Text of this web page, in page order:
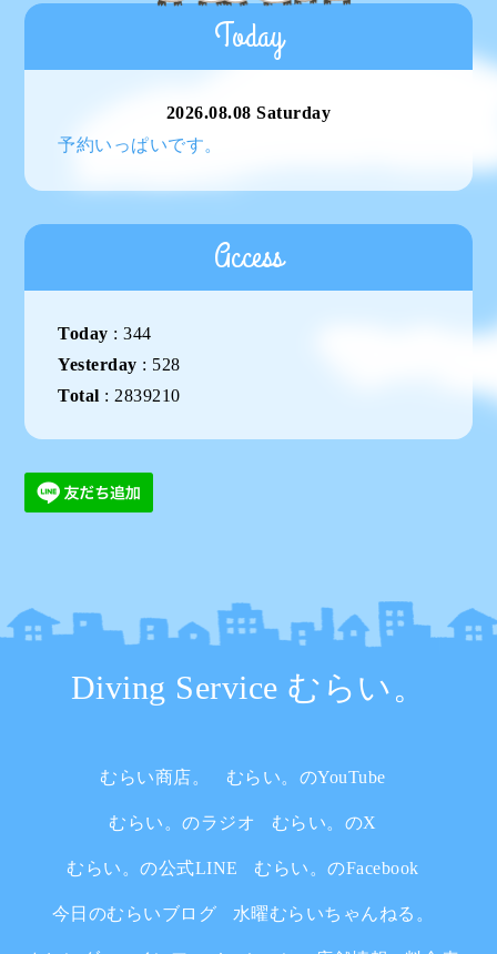
Today
2026.08.08 Saturday
予約いっぱいです。
Access
Today :344
Yesterday : 528
Total : 2839210
Diving Service むらい。
むらい商店。 むらい。のYouTube
むらい。のラジオ むらい。のX
むらい。の公式LINE むらい。のFacebook
今日のむらいブログ 水曜むらいちゃんねる。